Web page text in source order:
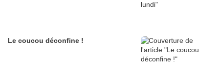
Le coucou déconfine !